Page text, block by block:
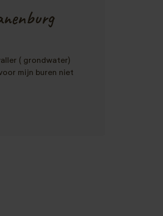
( grondwater)
mijn buren niet